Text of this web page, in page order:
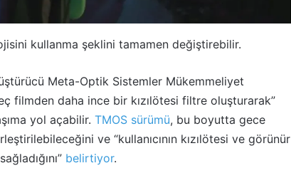
kullanma şeklini tamamen değiştirebilir.
Meta-Optik Sistemler Mükemmeliyet
filmden daha ince bir kızılötesi filtre oluşturarak”
yol açabilir. TMOS sürümü, bu boyutta gece
ve “kullanıcının kızılötesi ve görünür
belirtiyor.